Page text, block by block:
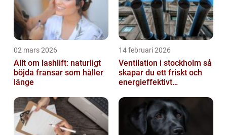
02 mars 2026
Allt om lashlift: naturligt
böjda fransar som håller
länge
14 februari 2026
Ventilation i stockholm så
skapar du ett friskt och
energieffektivt